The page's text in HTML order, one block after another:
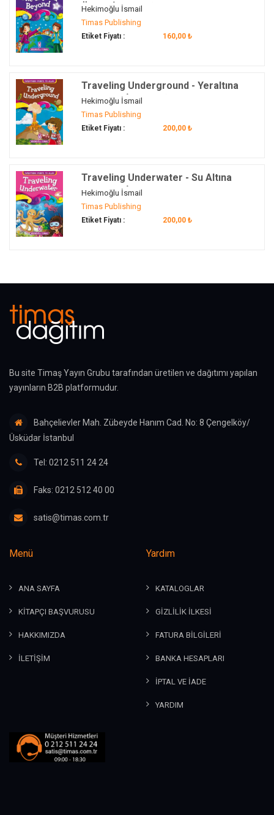
Ötesi (İngilizce)
Hekimoğlu İsmail
Timas Publishing
Etiket Fiyatı : 160,00 ₺
Traveling Underground - Yeraltına
Yolculuk (İngilizce)
Hekimoğlu İsmail
Timas Publishing
Etiket Fiyatı : 200,00 ₺
Traveling Underwater - Su Altına
Yolculuk (İngilizce)
Hekimoğlu İsmail
Timas Publishing
Etiket Fiyatı : 200,00 ₺
Bu site Timaş Yayın Grubu tarafından üretilen ve dağıtımı yapılan
yayınların B2B platformudur.
Bahçelievler Mah. Zübeyde Hanım Cad. No: 8 Çengelköy/
Üsküdar İstanbul
Tel: 0212 511 24 24
Faks: 0212 512 40 00
satis@timas.com.tr
Menü
ANA SAYFA
KİTAPÇI BAŞVURUSU
HAKKIMIZDA
İLETİŞİM
Yardım
KATALOGLAR
GİZLİLİK İLKESİ
FATURA BİLGİLERİ
BANKA HESAPLARI
İPTAL VE İADE
YARDIM